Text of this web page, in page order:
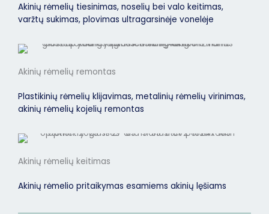
Akinių rėmelių tiesinimas, noselių bei valo keitimas,
varžtų sukimas, plovimas ultragarsinėje vonelėje
Akinių rėmelių remontas
Plastikinių rėmelių klijavimas, metalinių rėmelių virinimas,
akinių rėmelių kojelių remontas
Akinių rėmelių keitimas
Akinių rėmelio pritaikymas esamiems akinių lęšiams